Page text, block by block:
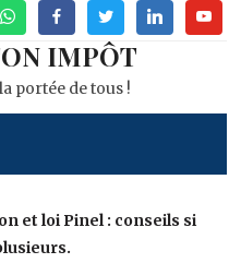
WhatsAppFacebookTwitterLinkedin
IMPÔT
portée de tous !
et loi Pinel : conseils si